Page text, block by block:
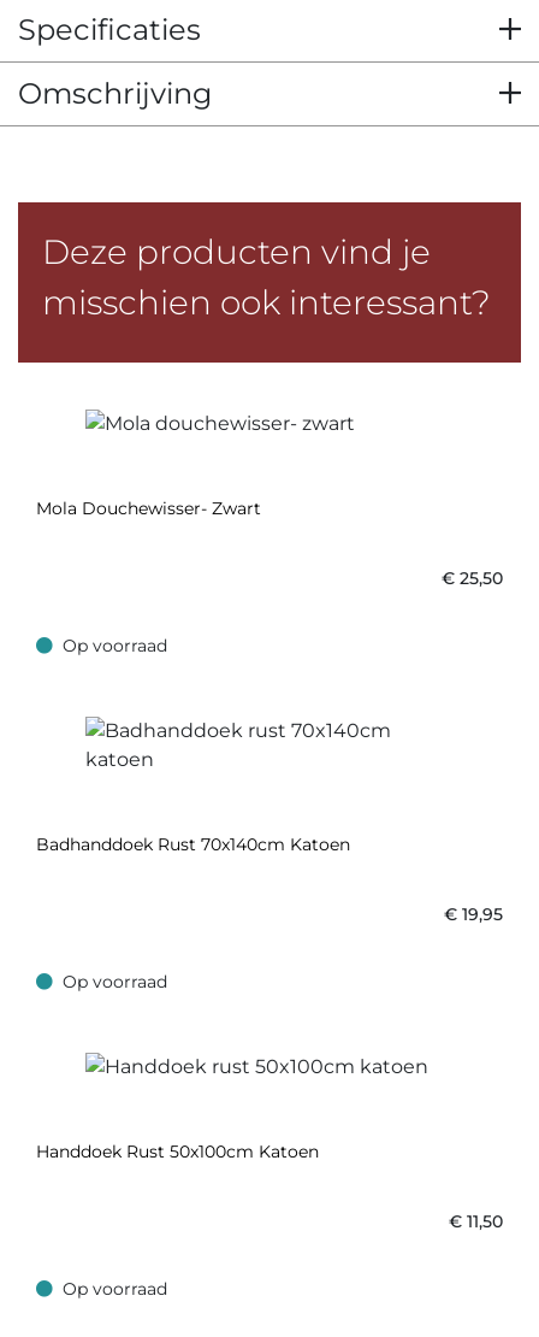
Specificaties
Omschrijving
Deze producten vind je
misschien ook interessant?
Mola Douchewisser- Zwart
€ 25,50
Op voorraad
Op voorraad
Badhanddoek Rust 70x140cm Katoen
€ 19,95
Op voorraad
Op voorraad
Handdoek Rust 50x100cm Katoen
€ 11,50
Op voorraad
Op voorraad